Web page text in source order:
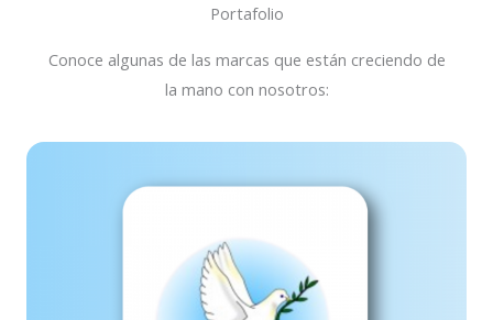
Portafolio
Conoce algunas de las marcas que están creciendo de
la mano con nosotros: